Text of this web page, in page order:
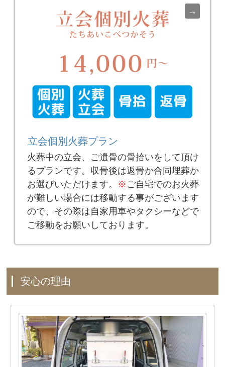
立会個別火葬プラン
火葬中の立会、ご遺骨の骨拾いをして頂け
るプランです。収骨後は返骨か合同埋葬か
お選びいただけます。 ※ ご自宅でのお火葬
が難しい場合には移動する事がございます
ので、その際は自家用車やタクシーなどで
ご移動をお願いしております。
安心の理由